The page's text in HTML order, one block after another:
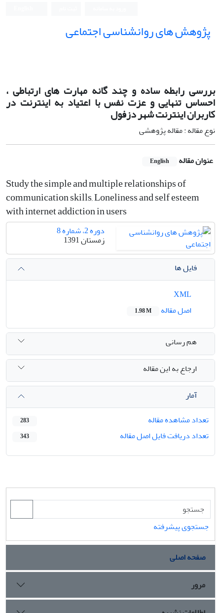
پژوهش های روانشناسی اجتماعی
بررسی رابطه ساده و چند گانه مهارت های ارتباطی ،
احساس تنهایی و عزت نفس با اعتیاد به اینترنت در
کاربران اینترنت شهر دزفول
نوع مقاله : مقاله پژوهشی
عنوان مقاله English
Study the simple and multiple relationships of
communication skills, Loneliness and self esteem
with internet addiction in users
دوره 2، شماره 8
زمستان 1391
فایل ها
اصل مقاله
1.98 M
هم رسانی
ارجاع به این مقاله
آمار
تعداد مشاهده مقاله
283
تعداد دریافت فایل اصل مقاله 343
جستجوی پیشرفته
صفحه اصلی
مرور